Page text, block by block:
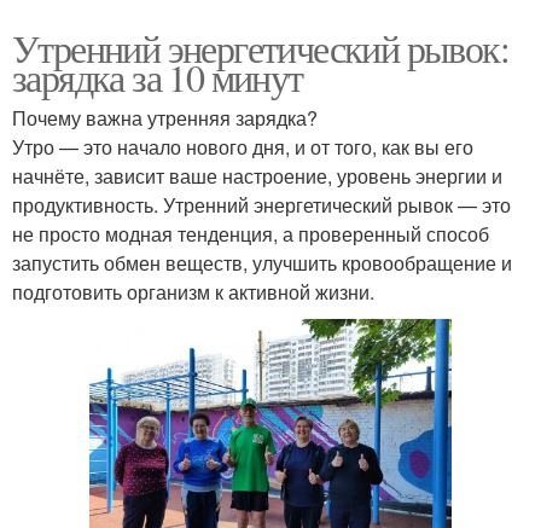
Утренний энергетический рывок:
зарядка за 10 минут
Почему важна утренняя зарядка?
Утро — это начало нового дня, и от того, как вы его
начнёте, зависит ваше настроение, уровень энергии и
продуктивность. Утренний энергетический рывок — это
не просто модная тенденция, а проверенный способ
запустить обмен веществ, улучшить кровообращение и
подготовить организм к активной жизни.